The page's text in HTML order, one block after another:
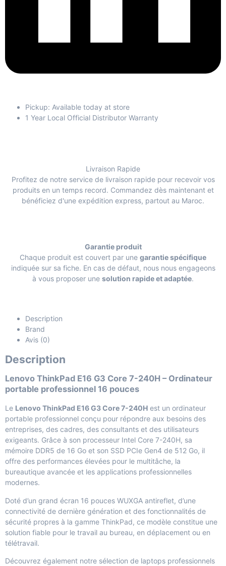
Pickup: Available today at store
1 Year Local Official Distributor Warranty
Livraison Rapide
Profitez de notre service de livraison rapide pour recevoir vos
produits en un temps record. Commandez dès maintenant et
bénéficiez d'une expédition express, partout au Maroc.
Garantie produit
Chaque produit est couvert par une garantie spécifique
indiquée sur sa fiche. En cas de défaut, nous nous engageons
à vous proposer une solution rapide et adaptée.
Description
Brand
Avis (0)
Description
Lenovo ThinkPad E16 G3 Core 7-240H – Ordinateur
portable professionnel 16 pouces
Le Lenovo ThinkPad E16 G3 Core 7-240H est un ordinateur
portable professionnel conçu pour répondre aux besoins des
entreprises, des cadres, des consultants et des utilisateurs
exigeants. Grâce à son processeur Intel Core 7-240H, sa
mémoire DDR5 de 16 Go et son SSD PCIe Gen4 de 512 Go, il
offre des performances élevées pour le multitâche, la
bureautique avancée et les applications professionnelles
modernes.
Doté d’un grand écran 16 pouces WUXGA antireflet, d’une
connectivité de dernière génération et des fonctionnalités de
sécurité propres à la gamme ThinkPad, ce modèle constitue une
solution fiable pour le travail au bureau, en déplacement ou en
télétravail.
Découvrez également notre sélection de laptops professionnels